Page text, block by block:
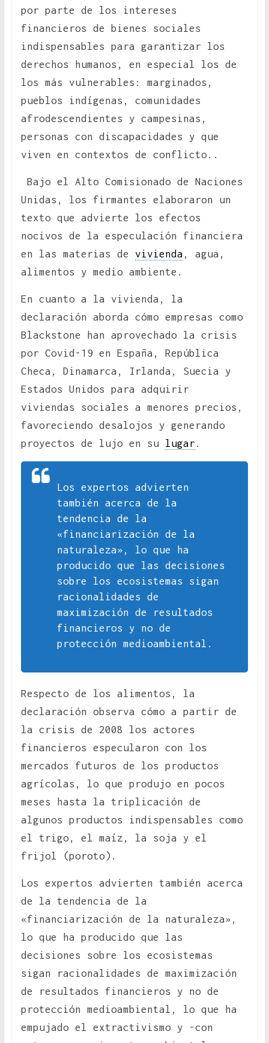
por parte de los intereses
financieros de bienes sociales
indispensables para garantizar los
derechos humanos, en especial los de
los más vulnerables: marginados,
pueblos indígenas, comunidades
afrodescendientes y campesinas,
personas con discapacidades y que
viven en contextos de conflicto..
Bajo el Alto Comisionado de Naciones
Unidas, los firmantes elaboraron un
texto que advierte los efectos
nocivos de la especulación financiera
en las materias de vivienda , agua,
alimentos y medio ambiente.
En cuanto a la vivienda, la
declaración aborda cómo empresas como
Blackstone han aprovechado la crisis
por Covid-19 en España, República
Checa, Dinamarca, Irlanda, Suecia y
Estados Unidos para adquirir
viviendas sociales a menores precios,
favoreciendo desalojos y generando
proyectos de lujo en su lugar .
Los expertos advierten
también acerca de la
tendencia de la
«financiarización de la
naturaleza», lo que ha
producido que las decisiones
sobre los ecosistemas sigan
racionalidades de
maximización de resultados
financieros y no de
protección medioambiental.
Respecto de los alimentos, la
declaración observa cómo a partir de
la crisis de 2008 los actores
financieros especularon con los
mercados futuros de los productos
agrícolas, lo que produjo en pocos
meses hasta la triplicación de
algunos productos indispensables como
el trigo, el maíz, la soja y el
frijol (poroto).
Los expertos advierten también acerca
de la tendencia de la
«financiarización de la naturaleza»,
lo que ha producido que las
decisiones sobre los ecosistemas
sigan racionalidades de maximización
de resultados financieros y no de
protección medioambiental, lo que ha
empujado el extractivismo y -con